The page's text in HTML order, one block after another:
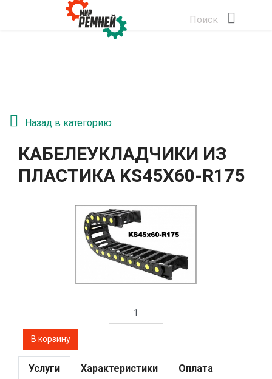
Поиск
Назад в категорию
КАБЕЛЕУКЛАДЧИКИ ИЗ
ПЛАСТИКА KS45Х60-R175
Услуги Характеристики Оплата